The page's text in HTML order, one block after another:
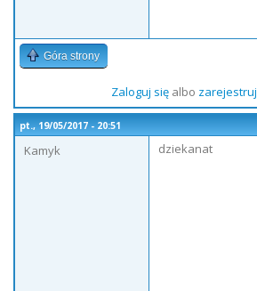
Góra strony
Zaloguj sięalbo zarejestruj
pt., 19/05/2017 - 20:51
Kamyk
dziekanat